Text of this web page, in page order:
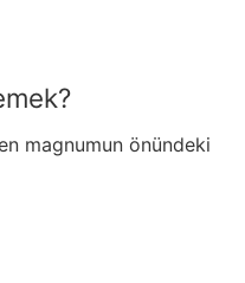
magnumun önündeki